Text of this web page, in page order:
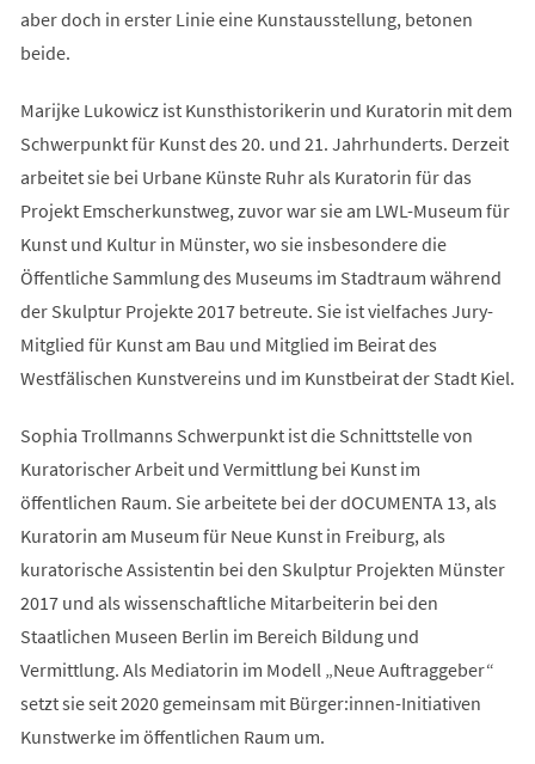
aber doch in erster Linie eine Kunstausstellung, betonen
beide.
Marijke Lukowicz ist Kunsthistorikerin und Kuratorin mit dem
Schwerpunkt für Kunst des 20. und 21. Jahrhunderts. Derzeit
arbeitet sie bei Urbane Künste Ruhr als Kuratorin für das
Projekt Emscherkunstweg, zuvor war sie am LWL-Museum für
Kunst und Kultur in Münster, wo sie insbesondere die
Öffentliche Sammlung des Museums im Stadtraum während
der Skulptur Projekte 2017 betreute. Sie ist vielfaches Jury-
Mitglied für Kunst am Bau und Mitglied im Beirat des
Westfälischen Kunstvereins und im Kunstbeirat der Stadt Kiel.
Sophia Trollmanns Schwerpunkt ist die Schnittstelle von
Kuratorischer Arbeit und Vermittlung bei Kunst im
öffentlichen Raum. Sie arbeitete bei der dOCUMENTA 13, als
Kuratorin am Museum für Neue Kunst in Freiburg, als
kuratorische Assistentin bei den Skulptur Projekten Münster
2017 und als wissenschaftliche Mitarbeiterin bei den
Staatlichen Museen Berlin im Bereich Bildung und
Vermittlung. Als Mediatorin im Modell „Neue Auftraggeber“
setzt sie seit 2020 gemeinsam mit Bürger:innen-Initiativen
Kunstwerke im öffentlichen Raum um.